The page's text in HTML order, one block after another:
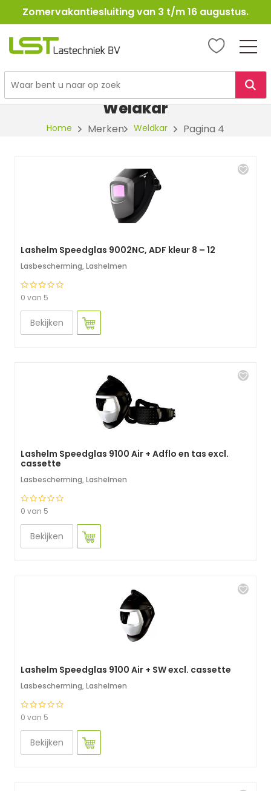
Ga
naar
Zomervakantiesluiting van 3 t/m 16 augustus.
LST
Weldkar
Home Merken Weldkar Pagina 4
Lashelm Speedglas 9002NC, ADF kleur 8 – 12
Lasbescherming, Lashelmen
0 van 5
Bekijken
Lashelm Speedglas 9100 Air + Adflo en tas excl.
cassette
Lasbescherming, Lashelmen
0 van 5
Bekijken
Lashelm Speedglas 9100 Air + SW excl. cassette
Lasbescherming, Lashelmen
0 van 5
Bekijken